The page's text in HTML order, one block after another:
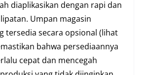
diaplikasikan dengan rapi dan
Umpan magasin
tersedia secara opsional (lihat
bahwa persediaannya
cepat dan mencegah